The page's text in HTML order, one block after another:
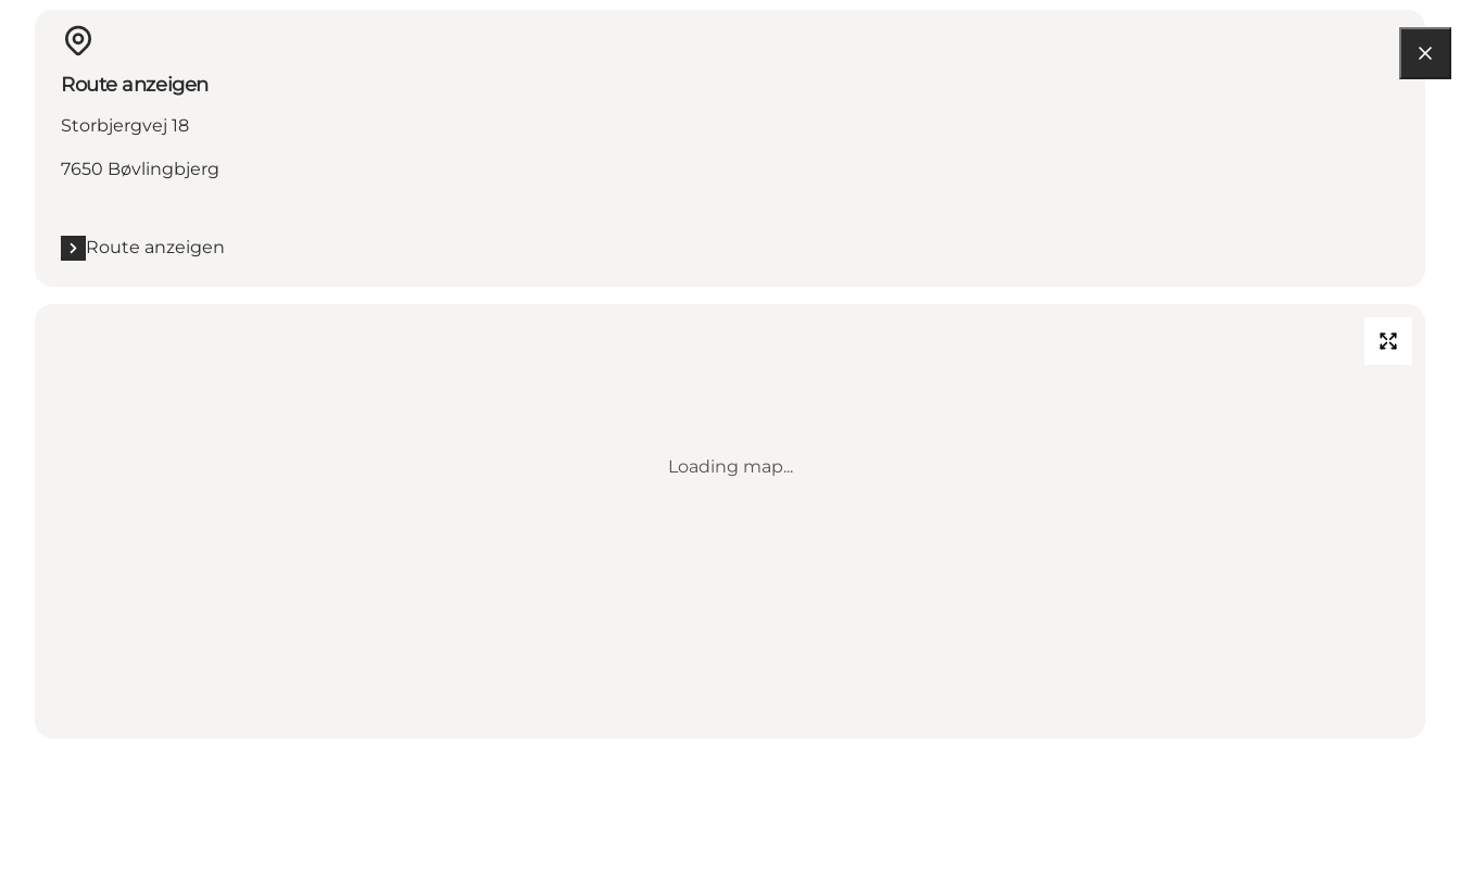
Route anzeigen
Storbjergvej 18
7650 Bøvlingbjerg
Route anzeigen
Loading map...